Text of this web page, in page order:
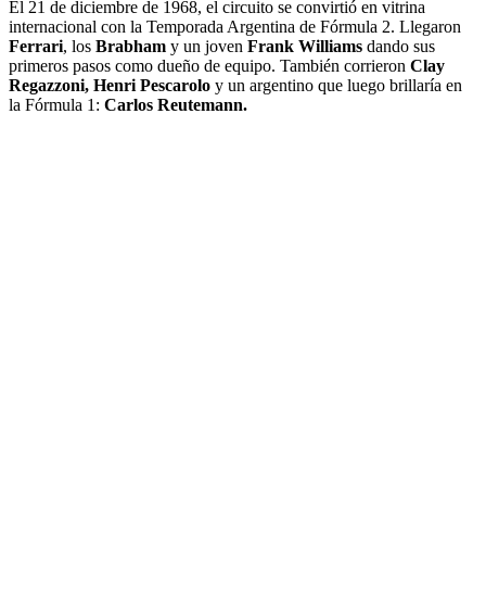
El 21 de diciembre de 1968, el circuito se convirtió en vitrina
internacional con la Temporada Argentina de Fórmula 2. Llegaron
Ferrari, los Brabham y un joven Frank Williams dando sus
primeros pasos como dueño de equipo. También corrieron Clay
Regazzoni, Henri Pescarolo y un argentino que luego brillaría en
la Fórmula 1: Carlos Reutemann.